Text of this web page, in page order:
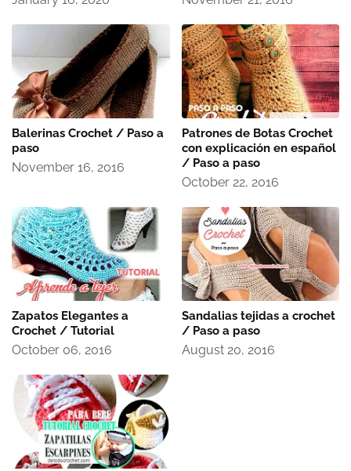
Balerinas Crochet / Paso a
paso
November 16, 2016
Patrones de Botas Crochet
con explicación en español
/ Paso a paso
October 22, 2016
Zapatos Elegantes a
Crochet / Tutorial
October 06, 2016
Sandalias tejidas a crochet
/ Paso a paso
August 20, 2016